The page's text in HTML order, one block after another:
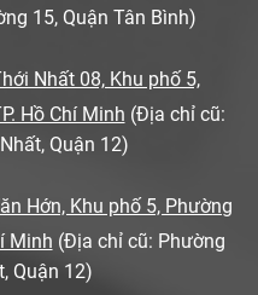
15, Quận Tân Bình)
Nhất 08, Khu phố 5,
Hồ Chí Minh (Địa chỉ cũ:
Quận 12)
Hớn, Khu phố 5, Phường
Minh (Địa chỉ cũ: Phường
Quận 12)